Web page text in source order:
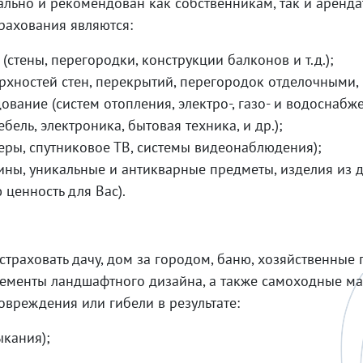
являются:
перегородки, конструкции балконов и т.д.);
стен, перекрытий, перегородок
(систем отопления, электро-, газо- и
электроника, бытовая техника, и др.);
спутниковое ТВ, системы видеонаблюдения);
уникальные и антикварные предметы, изделия из
для Вас).
дачу, дом за городом, баню,
ландшафтного дизайна, а также самоходные
или гибели в результате: